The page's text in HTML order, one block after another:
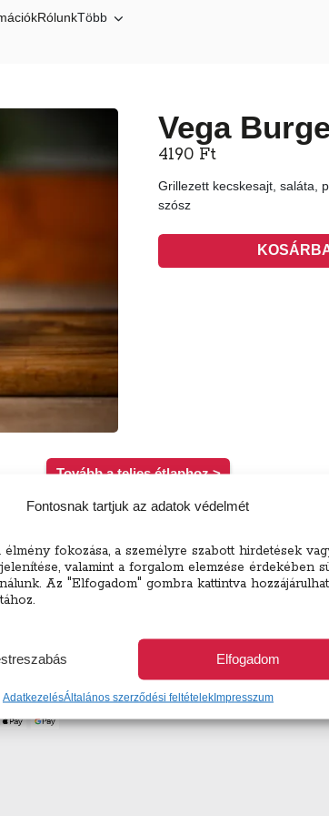
Fontosnak tartjuk az adatok védelmét
fokozása, a személyre szabott hirdetések
valamint a forgalom elemzése érdekében
Az "Elfogadom" gombra kattintva
Elfogadom
AdatkezelésÁltalános szerződési feltételekImpresszum
RólunkTöbb
Vega
4190 Ft
Grillezett kecskesajt, saláta,
szósz
Tovább a teljes étlaphoz >
elvitel és helyszíni fogyasztás opciót is!